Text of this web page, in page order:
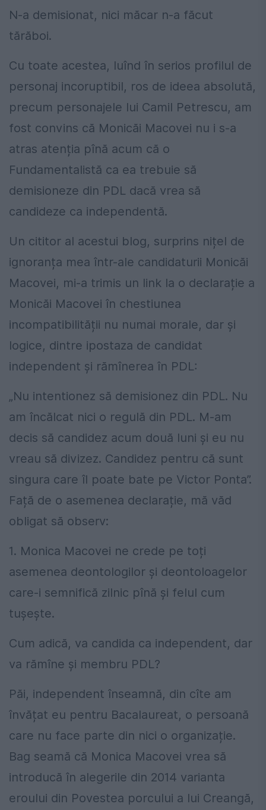
N-a demisionat, nici măcar n-a făcut
tărăboi.
Cu toate acestea, luînd în serios profilul de
personaj incoruptibil, ros de ideea absolută,
precum personajele lui Camil Petrescu, am
fost convins că Monicăi Macovei nu i s-a
atras atenția pînă acum că o
Fundamentalistă ca ea trebuie să
demisioneze din PDL dacă vrea să
candideze ca independentă.
Un cititor al acestui blog, surprins nițel de
ignoranța mea într-ale candidaturii Monicăi
Macovei, mi-a trimis un link la o declarație a
Monicăi Macovei în chestiunea
incompatibilității nu numai morale, dar și
logice, dintre ipostaza de candidat
independent și rămînerea în PDL:
„Nu intentionez să demisionez din PDL. Nu
am încălcat nici o regulă din PDL. M-am
decis să candidez acum două luni și eu nu
vreau să divizez. Candidez pentru că sunt
singura care îl poate bate pe Victor Ponta”.
Față de o asemenea declarație, mă văd
obligat să observ:
1. Monica Macovei ne crede pe toți
asemenea deontologilor și deontoloagelor
care-i semnifică zilnic pînă și felul cum
tușește.
Cum adică, va candida ca independent, dar
va rămîne și membru PDL?
Păi, independent înseamnă, din cîte am
învățat eu pentru Bacalaureat, o persoană
care nu face parte din nici o organizație.
Bag seamă că Monica Macovei vrea să
introducă în alegerile din 2014 varianta
eroului din Povestea porcului a lui Creangă,